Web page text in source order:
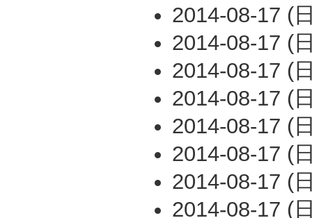
2014-08-17 (
2014-08-17 (
2014-08-17 (
2014-08-17 (
2014-08-17 (
2014-08-17 (
2014-08-17 (
2014-08-17 (